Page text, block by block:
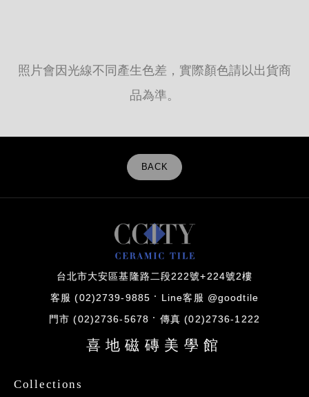
照片會因光線不同產生色差，實際顏色請以出貨商
品為準。
BACK
台北市大安區基隆路二段222號+224號2樓
客服 (02)2739-9885 Line客服 @goodtile
門市 (02)2736-5678 傳真 (02)2736-1222
喜地磁磚美學館
Collections